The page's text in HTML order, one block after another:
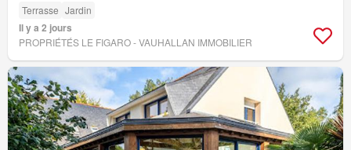
Terrasse Jardin
Il y a 2 jours
PROPRIÉTÉS LE FIGARO - VAUHALLAN IMMOBILIER